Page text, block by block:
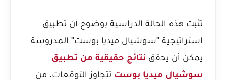
تثبت هذه الحالة الدراسية بوضوح أن تطبيق
استراتيجية "سوشيال ميديا بوست" المدروسة
يمكن أن يحقق نتائج حقيقية من تطبيق
سوشيال ميديا بوست تتجاوز التوقعات. من